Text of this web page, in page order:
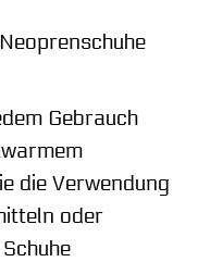
Gebrauch
die Verwendung
oder